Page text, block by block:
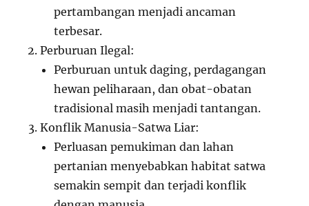
pertambangan menjadi ancaman
terbesar.
Perburuan Ilegal:
Perburuan untuk daging, perdagangan
hewan peliharaan, dan obat-obatan
tradisional masih menjadi tantangan.
Konflik Manusia-Satwa Liar:
Perluasan pemukiman dan lahan
pertanian menyebabkan habitat satwa
semakin sempit dan terjadi konflik